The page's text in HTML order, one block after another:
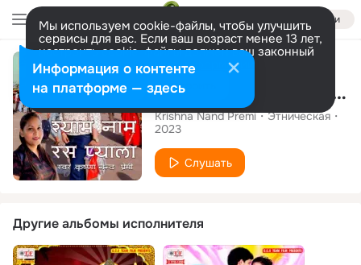
Войти
Мы используем cookie-файлы, чтобы улучшить
сервисы для вас. Если ваш возраст менее 13 лет,
настроить cookie-файлы должен ваш законный
представитель. Больше информации
Разрешить все Настроить
Сингл
Shyam Naam Rass Pyala
Krishna Nand Premi
Этническая
2023
Слушать
Другие альбомы исполнителя
Информация о контенте
на платформе — здесь